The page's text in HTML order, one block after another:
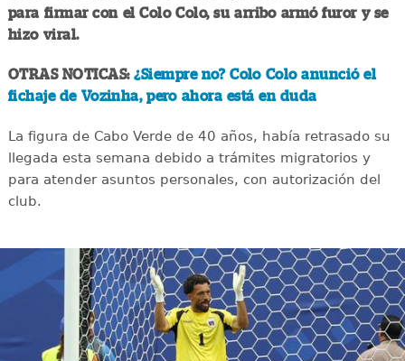
para firmar con el Colo Colo, su arribo armó furor y se
hizo viral.
OTRAS NOTICAS:¿Siempre no? Colo Colo anunció el
fichaje de Vozinha, pero ahora está en duda
La figura de Cabo Verde de 40 años, había retrasado su
llegada esta semana debido a trámites migratorios y
para atender asuntos personales, con autorización del
club.